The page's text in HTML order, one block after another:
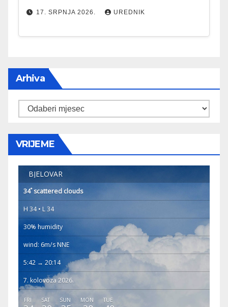
17. SRPNJA 2026. UREDNIK
Arhiva
Arhiva
VRIJEME
BJELOVAR
34°scattered clouds
H 34 • L 34
30% humidity
wind: 6m/s NNE
5:42 → 20:14
7. kolovoza 2026.
FRI SAT SUN MON TUE